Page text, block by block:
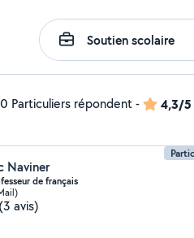
Particuliers répondent- 4,3/5
Naviner
de français
(3 avis)